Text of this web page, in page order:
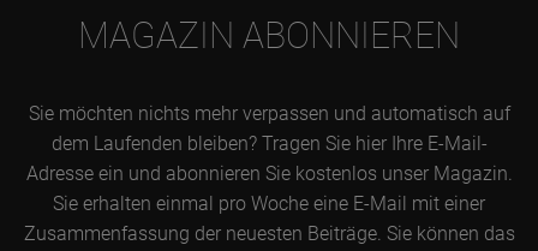
MAGAZIN ABONNIEREN
Sie möchten nichts mehr verpassen und automatisch auf
dem Laufenden bleiben? Tragen Sie hier Ihre E-Mail-
Adresse ein und abonnieren Sie kostenlos unser Magazin.
Sie erhalten einmal pro Woche eine E-Mail mit einer
Zusammenfassung der neuesten Beiträge. Sie können das